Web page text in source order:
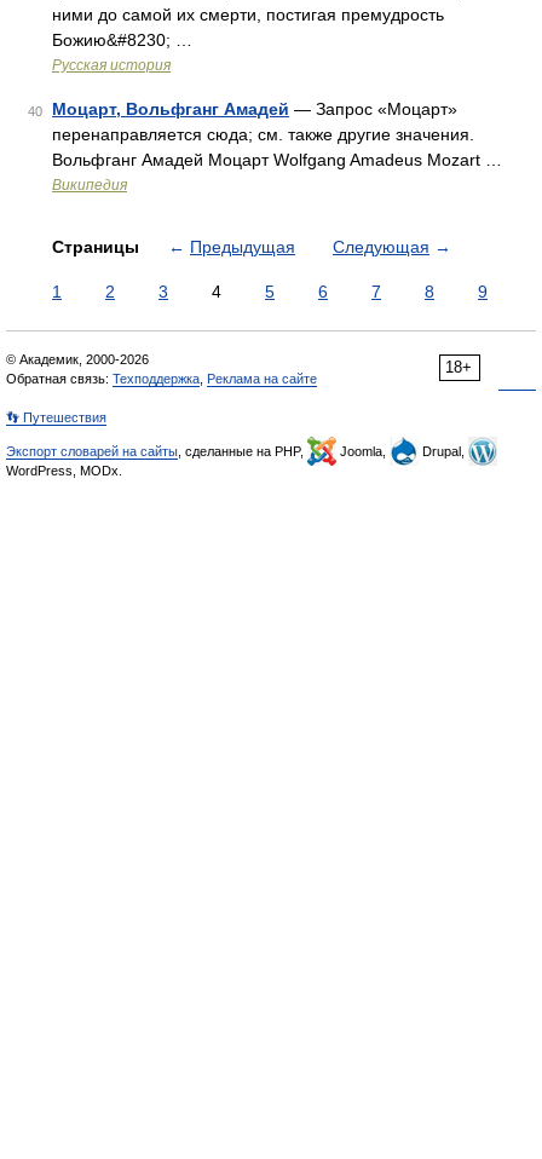
ними до самой их смерти, постигая премудрость
Божию&#8230; …
Русская история
40 Моцарт, Вольфганг Амадей — Запрос «Моцарт»
перенаправляется сюда; см. также другие значения.
Вольфганг Амадей Моцарт Wolfgang Amadeus Mozart …
Википедия
Страницы ← Предыдущая Следующая →
1 2 3 4 5 6 7 8 9
18+
© Академик, 2000-2026
Обратная связь: Техподдержка Реклама на сайте
👣 Путешествия
Экспорт словарей на сайты , сделанные на PHP, Joomla,
Drupal,
WordPress, MODx.